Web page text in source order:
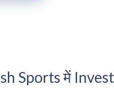
Sports में